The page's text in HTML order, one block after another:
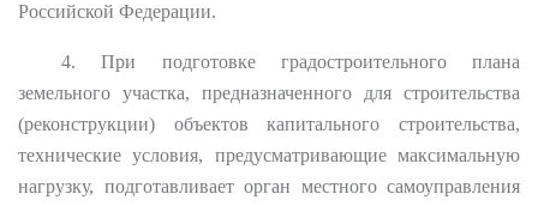
Российской Федерации.
4. При подготовке градостроительного плана
земельного участка, предназначенного для строительства
(реконструкции) объектов капитального строительства,
технические условия, предусматривающие максимальную
нагрузку, подготавливает орган местного самоуправления